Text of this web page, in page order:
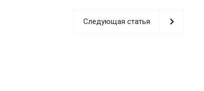
Следующая статья